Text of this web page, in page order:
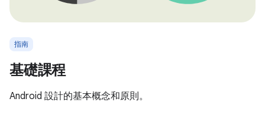
指南
基礎課程
Android 設計的基本概念和原則。